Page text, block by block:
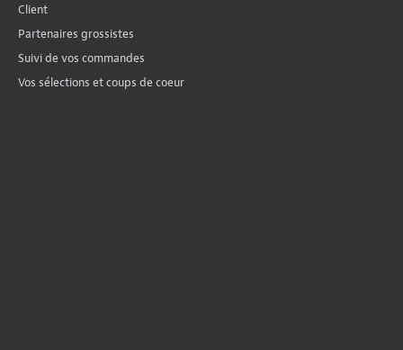
Client
Partenaires grossistes
Suivi de vos commandes
Vos sélections et coups de coeur